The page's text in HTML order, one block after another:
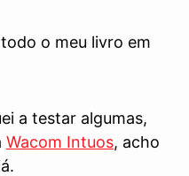
o meu livro em
a testar algumas,
Wacom Intuos, acho